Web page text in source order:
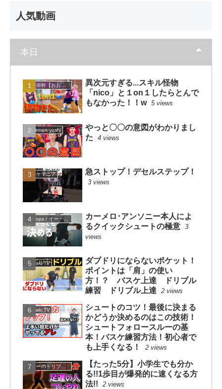
人気動画
本日
大井崇幹【おおいたかよし】
異次元すぎる...スキル怪物
「nico」と１on１したらとんで
もなかった！！w 5 views
dunkman yoshi
やっと〇〇の意図がわかりまし
た
4 views
バスケマニア 急ストップ！デセルステップ！
3 views
eHoops / イー・フープス
カーメロ･アンソニー本人によ
るクイックシュートの極意 3
views
mituaki TV
ダブドリにならないポケット！
ポイントは「肩」の使い
方！？ バスケ上達 ドリブル
練習 ドリブル上達 2 views
mituaki TV
シュートのコツ！最後に決まる
かどうか決めるのはこの技術！
シュートフォロースルーの基
本！バスケ練習方法！初心者で
も上手くなる！
2 views
コニーのドリブルスクール
【たった5分】小学生でも分か
る!!1歩目が爆発的に速くなる方
法!!
2 views